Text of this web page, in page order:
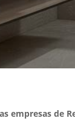
empresas de